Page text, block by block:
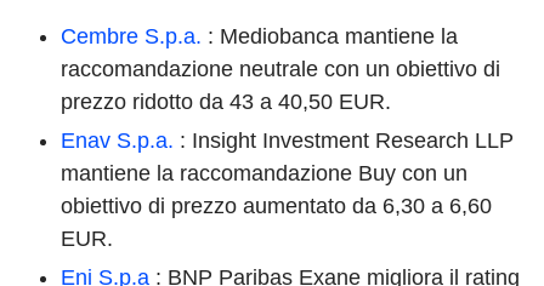
Cembre S.p.a. : Mediobanca mantiene la
raccomandazione neutrale con un obiettivo di
prezzo ridotto da 43 a 40,50 EUR.
Enav S.p.a. : Insight Investment Research LLP
mantiene la raccomandazione Buy con un
obiettivo di prezzo aumentato da 6,30 a 6,60
EUR.
Eni S.p.a : BNP Paribas Exane migliora il rating